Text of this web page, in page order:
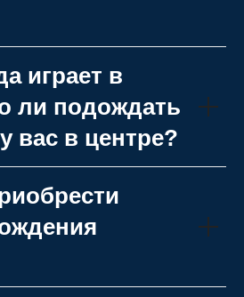
играет в
ли подождать
вас в центре?